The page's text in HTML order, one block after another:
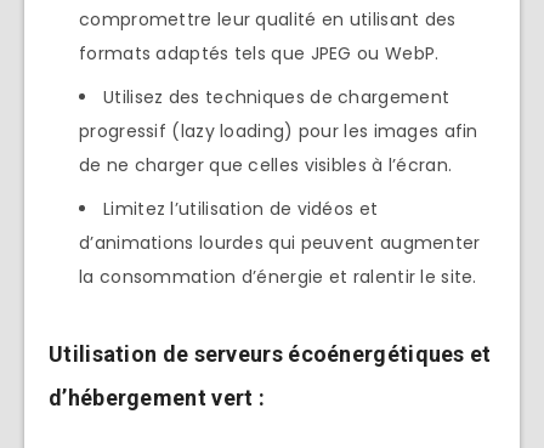
compromettre leur qualité en utilisant des
formats adaptés tels que JPEG ou WebP.
Utilisez des techniques de chargement
progressif (lazy loading) pour les images afin
de ne charger que celles visibles à l’écran.
Limitez l’utilisation de vidéos et
d’animations lourdes qui peuvent augmenter
la consommation d’énergie et ralentir le site.
Utilisation de serveurs écoénergétiques et
d’hébergement vert :